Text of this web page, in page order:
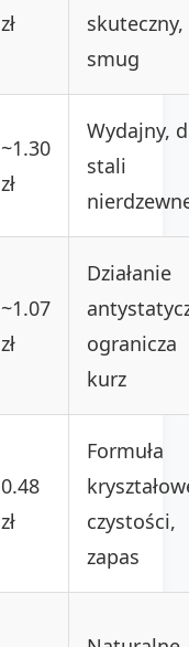
zł
skuteczny,
smug
~1.30
zł
Wydajny,
stali
~1.07
zł
Działanie
ogranicza
kurz
0.48
zł
Formuła
czystości,
zapas